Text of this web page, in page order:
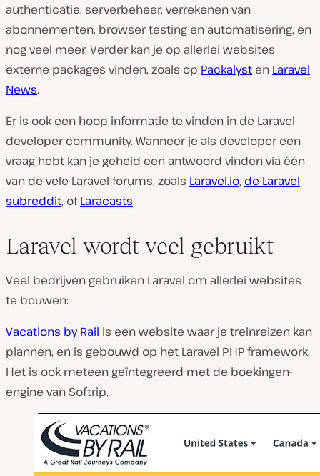
authenticatie, serverbeheer, verrekenen van
abonnementen, browser testing en automatisering, en
nog veel meer. Verder kan je op allerlei websites
externe packages vinden, zoals op Packalyst en Laravel
News.
Er is ook een hoop informatie te vinden in de Laravel
developer community. Wanneer je als developer een
vraag hebt kan je geheid een antwoord vinden via één
van de vele Laravel forums, zoals Laravel.io, de Laravel
subreddit, ofLaracasts.
Laravel wordt veel gebruikt
Veel bedrijven gebruiken Laravel om allerlei websites
te bouwen:
Vacations by Rail is een website waar je treinreizen kan
plannen, en is gebouwd op het Laravel PHP framework.
Het is ook meteen geïntegreerd met de boekingen-
engine van Softrip.